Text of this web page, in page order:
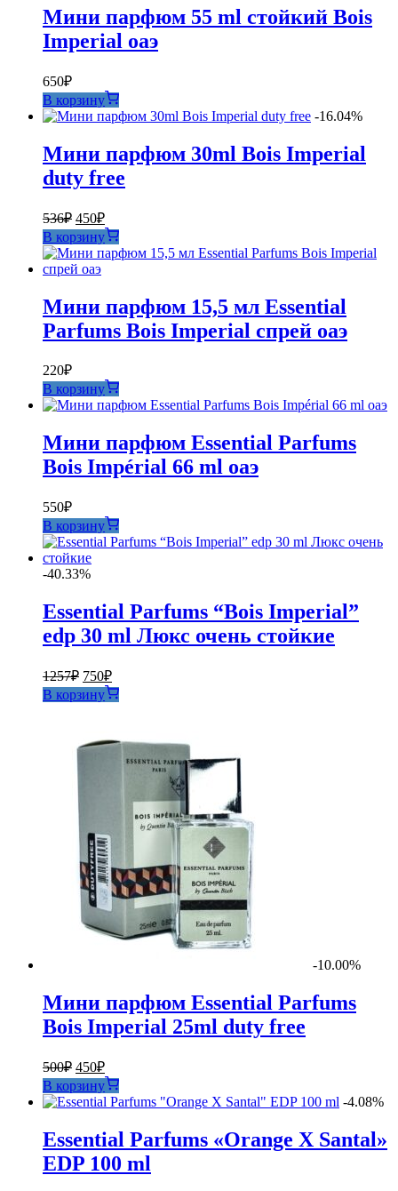
Мини парфюм 55 ml стойкий Bois
Imperial оаэ
650₽
В корзину
-16.04%
Мини парфюм 30ml Bois Imperial
duty free
536₽ Первоначальная
цена
составляла
536₽.
450₽Текущая
цена:
450₽.
В корзину
Мини парфюм 15,5 мл Essential
Parfums Bois Imperial спрей оаэ
220₽
В корзину
Мини парфюм Essential Parfums
Bois Impérial 66 ml оаэ
550₽
В корзину
-40.33%
Essential Parfums “Bois Imperial”
edp 30 ml Люкс очень стойкие
1257₽ Первоначальная
цена
составляла
750₽Текущая
цена:
750₽.
В корзину
-10.00%
Мини парфюм Essential Parfums
Bois Imperial 25ml duty free
500₽ Первоначальная
цена
составляла
450₽Текущая
цена:
450₽.
В корзину
-4.08%
Essential Parfums «Orange X Santal»
EDP 100 ml